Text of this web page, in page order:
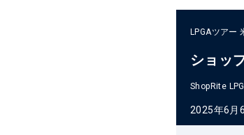
LPGAツアー
ショッ
ShopRite
2025年6月